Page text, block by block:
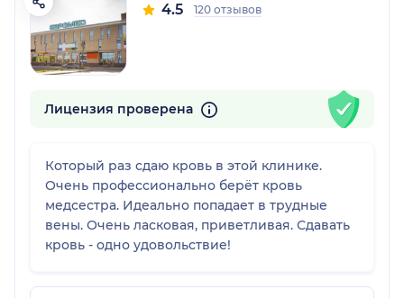
4.5 120 отзывов
Лицензия проверена
Который раз сдаю кровь в этой клинике.
Очень профессионально берёт кровь
медсестра. Идеально попадает в трудные
вены. Очень ласковая, приветливая. Сдавать
кровь - одно удовольствие!